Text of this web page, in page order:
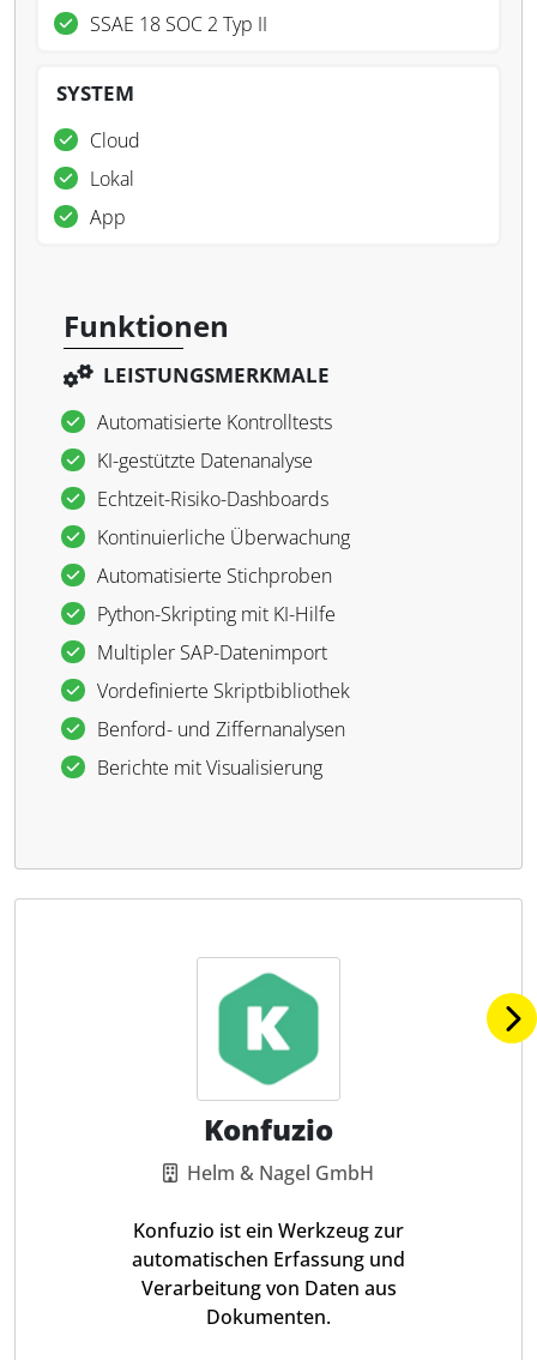
SSAE 18 SOC 2 Typ II
SYSTEM
Cloud
Lokal
App
Funktionen
LEISTUNGSMERKMALE
Automatisierte Kontrolltests
KI-gestützte Datenanalyse
Echtzeit-Risiko-Dashboards
Kontinuierliche Überwachung
Automatisierte Stichproben
Python-Skripting mit KI-Hilfe
Multipler SAP-Datenimport
Vordefinierte Skriptbibliothek
Benford- und Ziffernanalysen
Berichte mit Visualisierung
Konfuzio
Helm & Nagel GmbH
Konfuzio ist ein Werkzeug zur
automatischen Erfassung und
Verarbeitung von Daten aus
Dokumenten.